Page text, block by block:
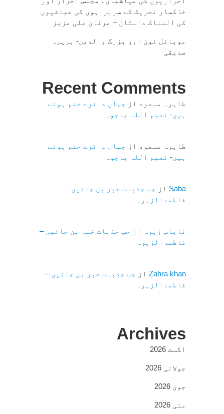
خاکسار تحریک کے سربراہوں کی عیاشیوں
کی المناک داستان – عرفان علی عزیز
موبائل فون اور بزرگ والدین- بریرہ
صدیقی
Recent Comments
طاہرہ مسعود از جہاں دائرے ختم ہوتے
ہیں- نعیم اللہ باجوہ
طاہرہ مسعود از جہاں دائرے ختم ہوتے
ہیں- نعیم اللہ باجوہ
Saba از جب جذبات خبر بن جائیں –
فاطمۃالزہرہ
نایاب زہرہ از جب جذبات خبر بن جائیں –
فاطمۃالزہرہ
Zahra khanاز جب جذبات خبر بن جائیں –
فاطمۃالزہرہ
Archives
اگست 2026
جولائی 2026
جون 2026
مئی 2026